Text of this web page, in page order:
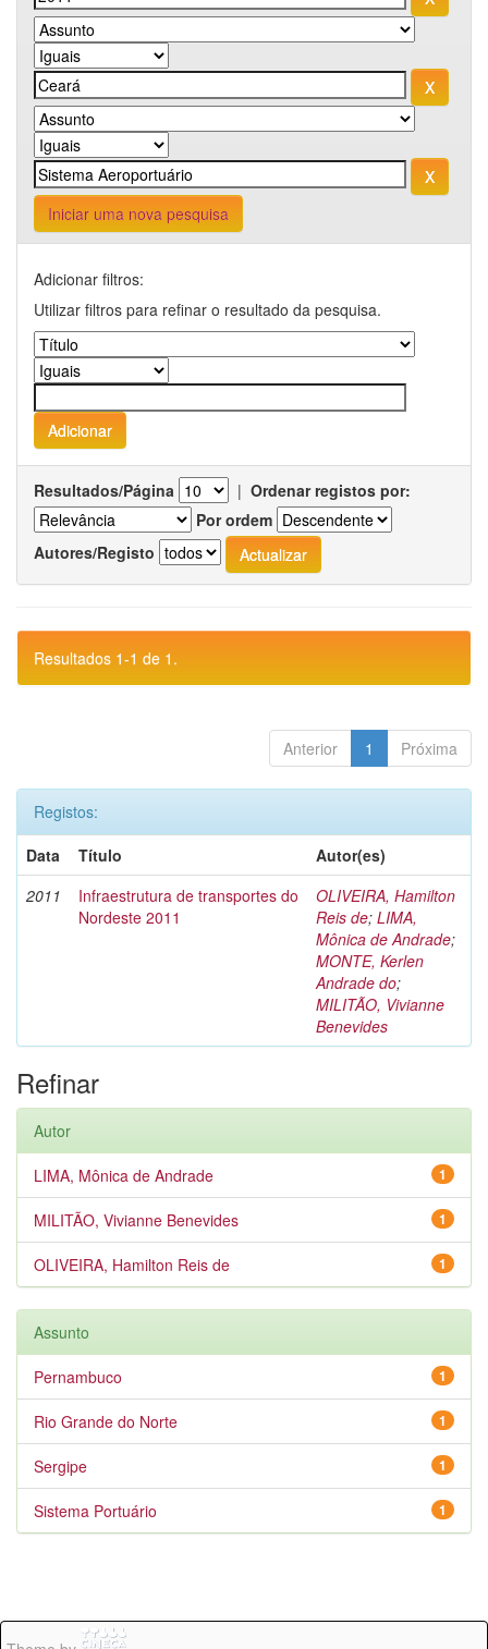
Iniciar uma nova pesquisa
Adicionar filtros:
Utilizar filtros para refinar o resultado da pesquisa.
Resultados/Página | Ordenar registos por:
Por ordem
Autores/Registo
Resultados 1-1 de 1.
Anterior 1 Próxima
Registos:
Data
Título
Autor(es)
2011
Infraestrutura de transportes do
Nordeste 2011
OLIVEIRA, Hamilton
Reis de; LIMA,
Mônica de Andrade;
MONTE, Kerlen
Andrade do;
MILITÃO, Vivianne
Benevides
Refinar
Autor
1
LIMA, Mônica de Andrade
1
MILITÃO, Vivianne Benevides
1
OLIVEIRA, Hamilton Reis de
Assunto
1
Pernambuco
1
Rio Grande do Norte
1
Sergipe
1
Sistema Portuário